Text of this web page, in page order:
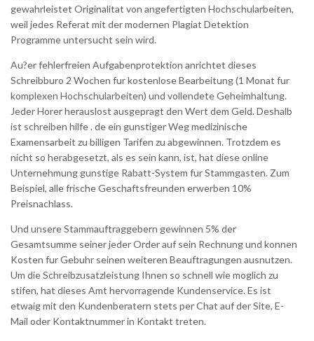
gewahrleistet Originalitat von angefertigten Hochschularbeiten,
weil jedes Referat mit der modernen Plagiat Detektion
Programme untersucht sein wird.
Au?er fehlerfreien Aufgabenprotektion anrichtet dieses
Schreibburo 2 Wochen fur kostenlose Bearbeitung (1 Monat fur
komplexen Hochschularbeiten) und vollendete Geheimhaltung.
Jeder Horer herauslost ausgepragt den Wert dem Geld. Deshalb
ist schreiben hilfe . de ein gunstiger Weg medizinische
Examensarbeit zu billigen Tarifen zu abgewinnen. Trotzdem es
nicht so herabgesetzt, als es sein kann, ist, hat diese online
Unternehmung gunstige Rabatt-System fur Stammgasten. Zum
Beispiel, alle frische Geschaftsfreunden erwerben 10%
Preisnachlass.
Und unsere Stammauftraggebern gewinnen 5% der
Gesamtsumme seiner jeder Order auf sein Rechnung und konnen
Kosten fur Gebuhr seinen weiteren Beauftragungen ausnutzen.
Um die Schreibzusatzleistung Ihnen so schnell wie moglich zu
stifen, hat dieses Amt hervorragende Kundenservice. Es ist
etwaig mit den Kundenberatern stets per Chat auf der Site, E-
Mail oder Kontaktnummer in Kontakt treten.